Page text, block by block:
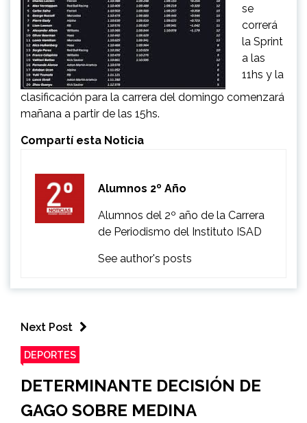
se
correrá
la Sprint
a las
11hs y la
clasificación para la carrera del domingo comenzará
mañana a partir de las 15hs.
Compartí esta Noticia
Alumnos 2º Año
Alumnos del 2º año de la Carrera
de Periodismo del Instituto ISAD
See author's posts
Next Post
DEPORTES
DETERMINANTE DECISIÓN DE
GAGO SOBRE MEDINA